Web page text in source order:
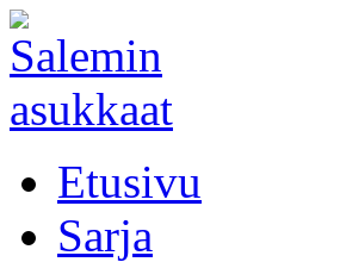
Etusivu
Sarja